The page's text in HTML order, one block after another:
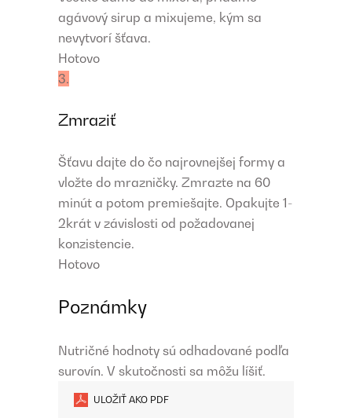
agávový sirup a mixujeme, kým sa
nevytvorí šťava.
Hotovo
3.
Zmraziť
Šťavu dajte do čo najrovnejšej formy a
vložte do mrazničky. Zmrazte na 60
minút a potom premiešajte. Opakujte 1-
2krát v závislosti od požadovanej
konzistencie.
Hotovo
Poznámky
Nutričné ​​hodnoty sú odhadované podľa
surovín. V skutočnosti sa môžu líšiť.
ULOŽIŤ AKO PDF